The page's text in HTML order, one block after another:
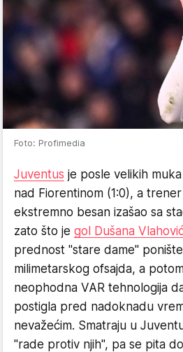
Foto: Profimedia
Juventus je posle velikih
nad Fiorentinom (1:0), a
ekstremno besan izašao sa
zato što je gol Dušana
prednost "stare dame"
milimetarskog ofsajda, a
neophodna VAR tehnologija
postigla pred nadoknadu
nevažećim. Smatraju u
"rade protiv njih", pa se pita